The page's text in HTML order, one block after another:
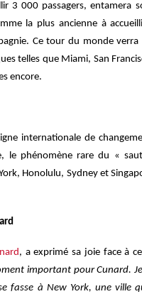
3 000 passagers, entamera
la plus ancienne à
Ce tour du monde
telles que Miami, San
encore.
internationale de
le phénomène rare du «
Honolulu, Sydney et
, a exprimé sa joie face à
important pour Cunard.
fasse à New York, une